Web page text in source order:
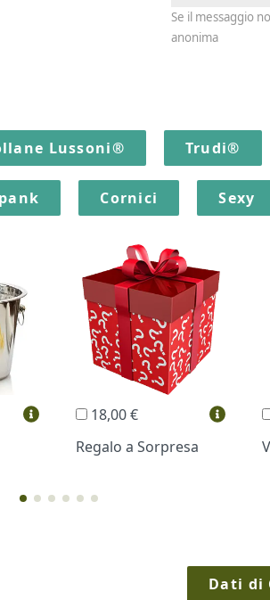
Se il messaggio
anonima
Lussoni® Trudi®
Cornici Sexy
18,00 €
Regalo a Sorpresa
Dati di